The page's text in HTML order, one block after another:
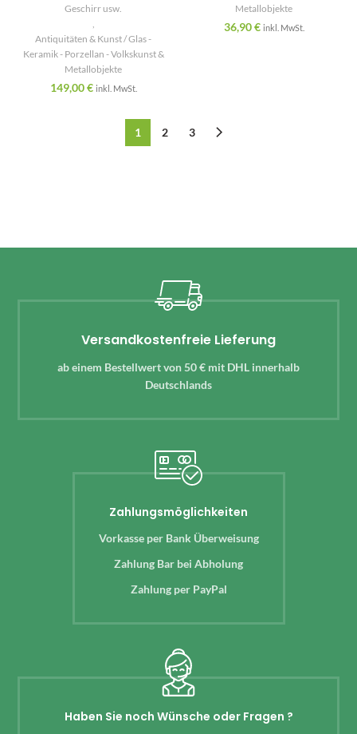
Geschirr usw.
,
Antiquitäten & Kunst / Glas -
Keramik - Porzellan - Volkskunst &
Metallobjekte
149,00€ inkl. MwSt.
Metallobjekte
36,90€ inkl. MwSt.
1 2 3
Versandkostenfreie Lieferung
ab einem Bestellwert von 50 € mit DHL innerhalb
Deutschlands
Zahlungsmöglichkeiten
Vorkasse per Bank Überweisung
Zahlung Bar bei Abholung
Zahlung per PayPal
Haben Sie noch Wünsche oder Fragen ?